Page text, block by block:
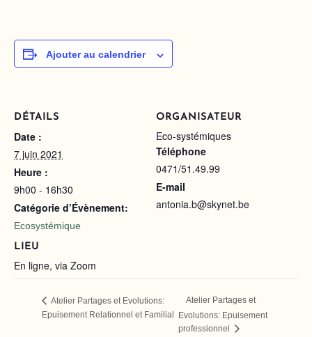
Ajouter au calendrier
DÉTAILS
Date :
7 juin 2021
Heure :
9h00 - 16h30
Catégorie d’Évènement:
Ecosystémique
LIEU
En ligne, via Zoom
ORGANISATEUR
Eco-systémiques
Téléphone
0471/51.49.99
E-mail
antonia.b@skynet.be
Atelier Partages et Evolutions:
Epuisement Relationnel et Familial
Atelier Partages et
Evolutions: Epuisement
professionnel